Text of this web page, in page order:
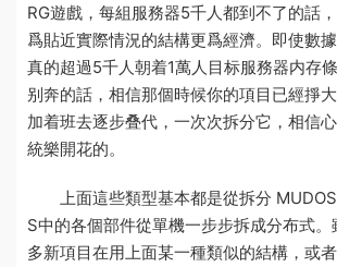
RG遊戲，每組服務器5千人都到不了的話
爲貼近實際情況的結構更爲經濟。即使數
真的超過5千人朝着1萬人目标服務器内存
别奔的話，相信那個時候你的項目已經掙
加着班去逐步叠代，一次次拆分它，相信
統樂開花的。
上面這些類型基本都是從拆分 MUDOS
S中的各個部件從單機一步步拆成分布式。
多新項目在用上面某一種類似的結構，或